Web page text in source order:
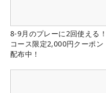
8-9月のプレーに2回使える！
コース限定2,000円クーポン
配布中！